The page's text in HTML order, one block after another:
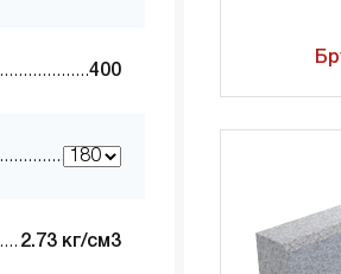
400
2.73 кг/см3